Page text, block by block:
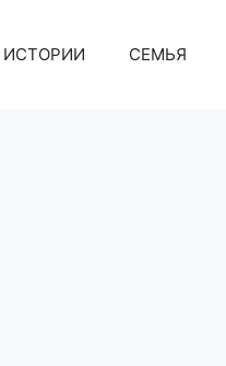
ИСТОРИИ СЕМЬЯ